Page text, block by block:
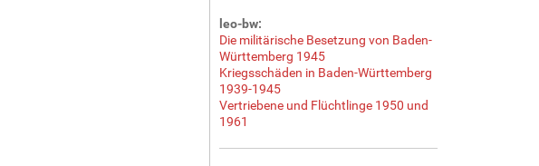
leo-bw:
Die militärische Besetzung von Baden-
Württemberg 1945
Kriegsschäden in Baden-Württemberg
1939-1945
Vertriebene und Flüchtlinge 1950 und
1961